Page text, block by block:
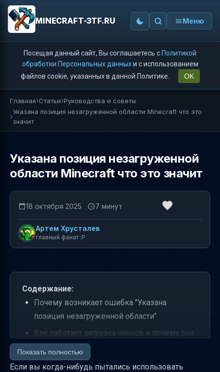
MINECRAFT-3TF.RU Меню
Посещая данный сайт, Вы соглашаетесь с Политикой
обработки Персональных данныхи с использованием
файлов cookie, указанных в данной Политике.
OK
Главная Статьи Руководства и советы
Указана позиция незагруженной области Minecraft что это
значит
Указана позиция незагруженной
области Minecraft что это значит
18 октября 2025 7 минут
Артем Хрусталев
главный фанат :P
Содержание:
Почему возникает ошибка "Указана
позиция незагруженной области"
Как работает загрузка чанков и почему она
важна
Как работать с незагруженными областями
Показать полностью
Если вы когда-нибудь пытались использовать